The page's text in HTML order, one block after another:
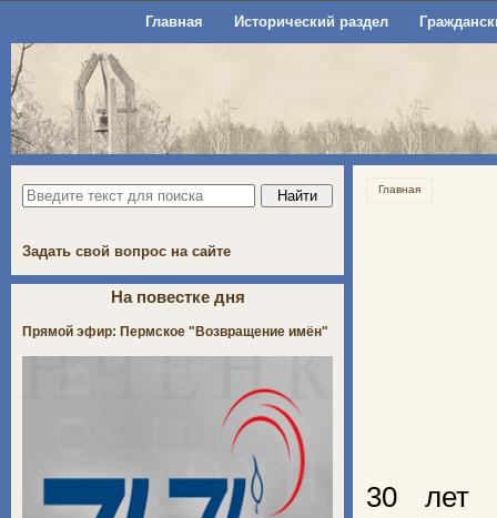
Главная Исторический раздел
Главная
30 лет
Задать свой вопрос на сайте
На повестке дня
Прямой эфир: Пермское "Возвращение имён"